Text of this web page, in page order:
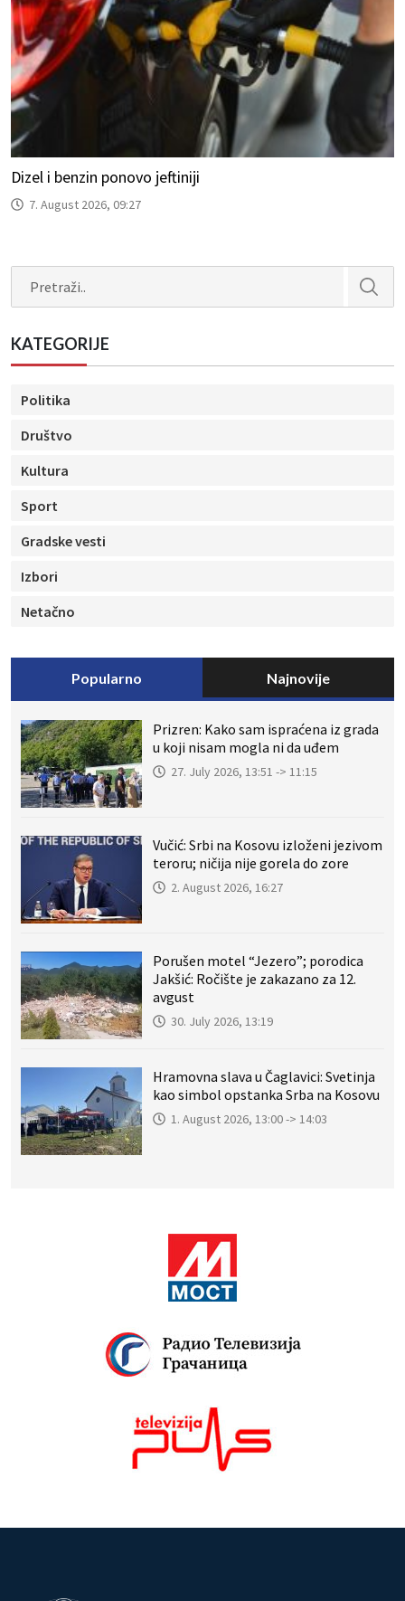
Dizel i benzin ponovo jeftiniji
7. August 2026, 09:27
KATEGORIJE
Politika
Društvo
Kultura
Sport
Gradske vesti
Izbori
Netačno
Popularno Najnovije
Prizren: Kako sam ispraćena iz grada
u koji nisam mogla ni da uđem
27. July 2026, 13:51 -> 11:15
Vučić: Srbi na Kosovu izloženi jezivom
teroru; ničija nije gorela do zore
2. August 2026, 16:27
Porušen motel “Jezero”; porodica
Jakšić: Ročište je zakazano za 12.
avgust
30. July 2026, 13:19
Hramovna slava u Čaglavici: Svetinja
kao simbol opstanka Srba na Kosovu
1. August 2026, 13:00 -> 14:03